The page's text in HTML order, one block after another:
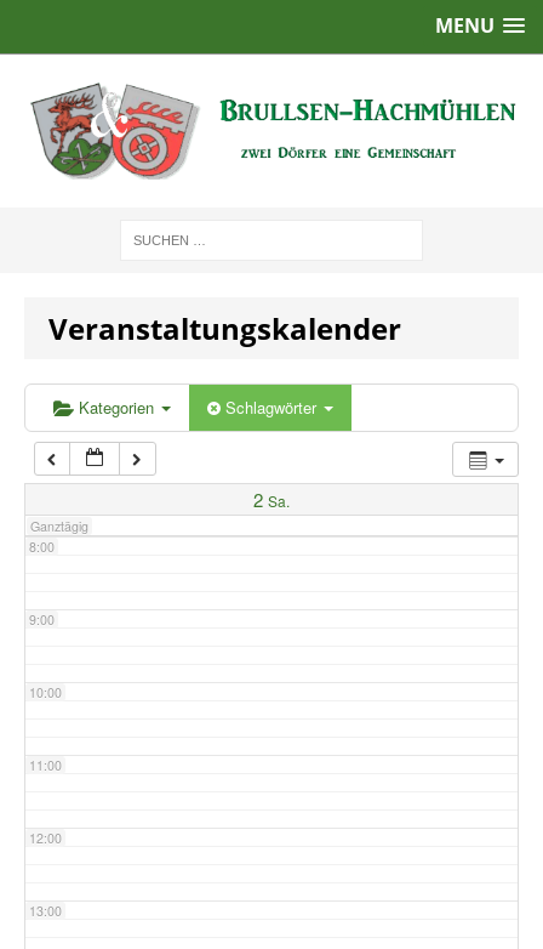
MENU
Veranstaltungskalender
Kategorien Schlagwörter
2 Sa.
Ganztägig
2:00
5:00
6:00
7:00
8:00
9:00
10:00
11:00
12:00
13:00